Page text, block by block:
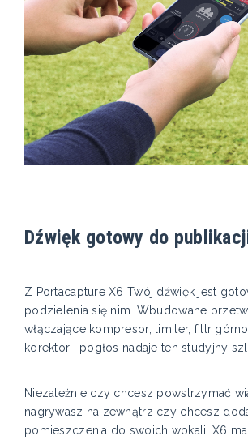
Dźwięk gotowy do
Z Portacapture X6 Twój dźwięk jest
podzielenia się nim. Wbudowane
włączające kompresor, limiter, filtr
korektor i pogłos nadaje ten studyjny
Niezależnie czy chcesz powstrzymać
nagrywasz na zewnątrz czy chcesz
pomieszczenia do swoich wokali, X6